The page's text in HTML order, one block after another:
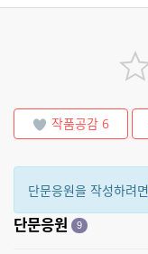
작품공감 6
단문응원을 작성하려면
단문응원 9